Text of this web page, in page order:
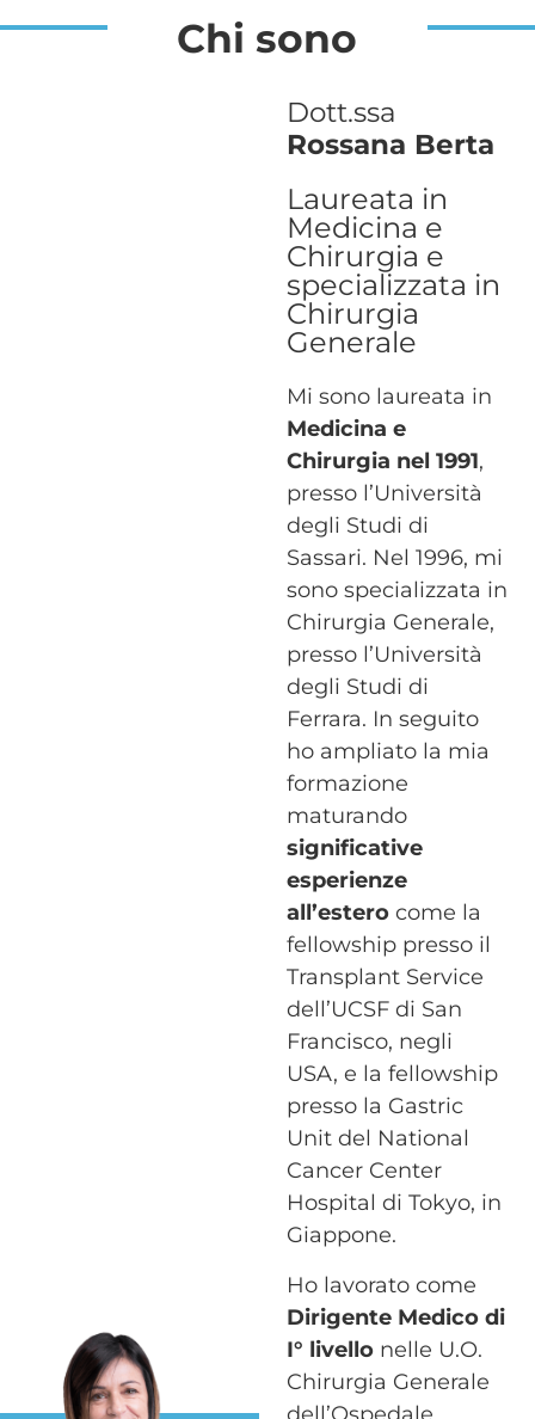
Chi sono
Dott.ssa
Rossana Berta
Laureata in
Medicina e
Chirurgia e
specializzata in
Chirurgia
Generale
Mi sono laureata in
Medicina e
Chirurgia nel 1991,
presso l’Università
degli Studi di
Sassari. Nel 1996, mi
sono specializzata in
Chirurgia Generale,
presso l’Università
degli Studi di
Ferrara. In seguito
ho ampliato la mia
formazione
maturando
significative
esperienze
all’esterocome la
fellowship presso il
Transplant Service
dell’UCSF di San
Francisco, negli
USA, e la fellowship
presso la Gastric
Unit del National
Cancer Center
Hospital di Tokyo, in
Giappone.
Ho lavorato come
Dirigente Medico di
I° livellonelle U.O.
Chirurgia Generale